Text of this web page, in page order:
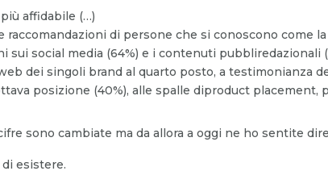
affidabile (…)
raccomandazioni di persone che si conoscono come
sui social media (64%) e i contenuti pubbliredazionali
dei singoli brand al quarto posto, a testimonianza
posizione (40%), alle spalle diproduct placement,
sono cambiate ma da allora a oggi ne ho sentite
esistere.